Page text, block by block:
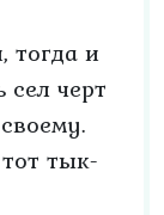
тогда и
сел черт
тык-